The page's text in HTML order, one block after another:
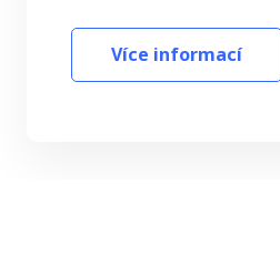
AI v
Více informací